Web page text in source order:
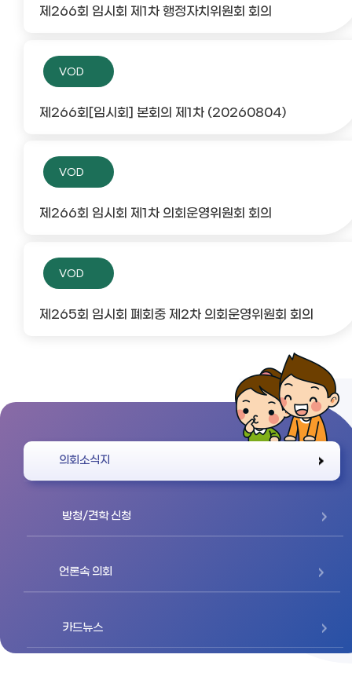
제266회 임시회 제1차 행정자치위원회 회의
VOD
제266회[임시회] 본회의 제1차 (20260804)
VOD
제266회 임시회 제1차 의회운영위원회 회의
VOD
제265회 임시회 폐회중 제2차 의회운영위원회 회의
의회소식지
방청/견학 신청
언론속 의회
카드뉴스